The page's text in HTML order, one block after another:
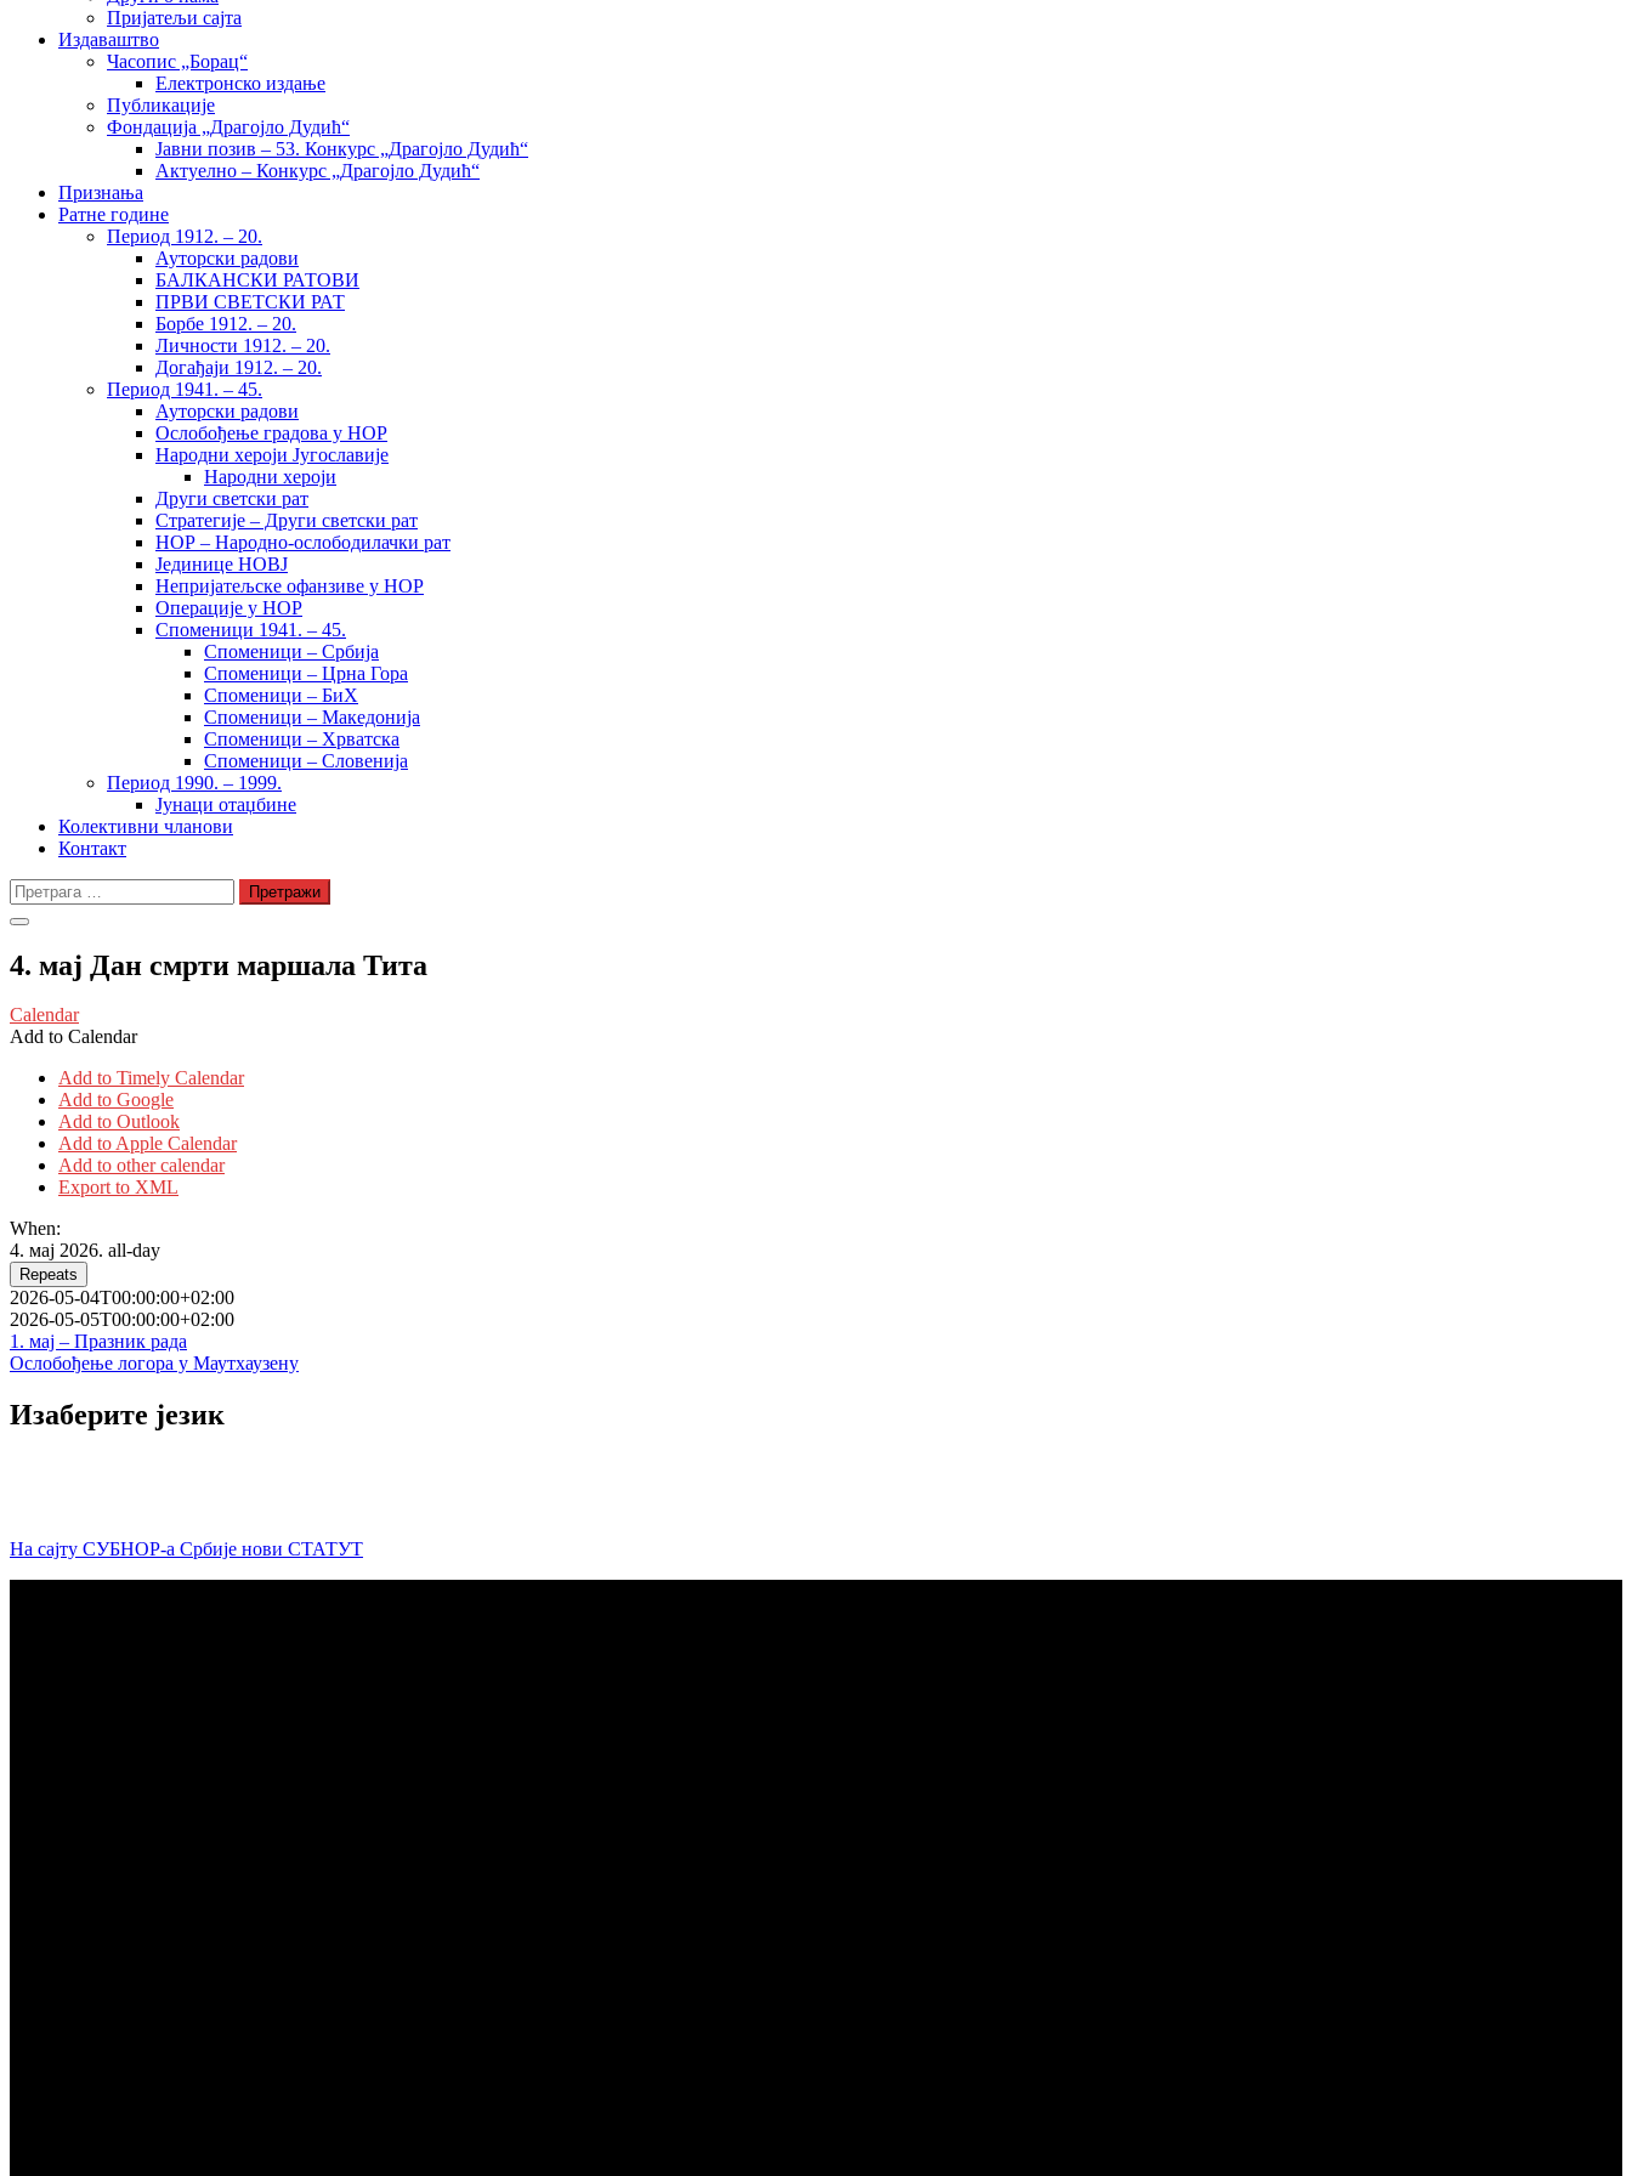
Пријатељи сајта
Издаваштво
Часопис „Борац“
Електронско издање
Публикације
Фондација „Драгојло Дудић“
Јавни позив – 53. Конкурс „Драгојло Дудић“
Актуелно – Конкурс „Драгојло Дудић“
Признања
Ратне године
Период 1912. – 20.
Ауторски радови
БАЛКАНСКИ РАТОВИ
ПРВИ СВЕТСКИ РАТ
Борбе 1912. – 20.
Личности 1912. – 20.
Догађаји 1912. – 20.
Период 1941. – 45.
Ауторски радови
Ослобођење градова у НОР
Народни хероји Југославије
Народни хероји
Други светски рат
Стратегије – Други светски рат
НОР – Народно-ослободилачки рат
Јединице НОВЈ
Непријатељске офанзиве у НОР
Операције у НОР
Споменици 1941. – 45.
Споменици – Србија
Споменици – Црна Гора
Споменици – БиХ
Споменици – Македонија
Споменици – Хрватска
Споменици – Словенија
Период 1990. – 1999.
Јунаци отаџбине
Колективни чланови
Контакт
Претрага
за:
4. мај Дан смрти маршала Тита
Calendar
Add to Calendar
Add to Timely Calendar
Add to Google
Add to Outlook
Add to Apple Calendar
Add to other calendar
Export to XML
When:
4. мај 2026. all-day
Repeats
2026-05-04T00:00:00+02:00
2026-05-05T00:00:00+02:00
Кретање
чланка
1. мај – Празник рада
Ослобођење логора у Маутхаузену
Изаберите језик
На сајту СУБНОР-а Србије нови СТАТУТ